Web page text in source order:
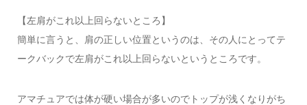
【左肩がこれ以上回らないところ】
簡単に言うと、肩の正しい位置というのは、その人にとってテ
ークバックで左肩がこれ以上回らないというところです。
アマチュアでは体が硬い場合が多いのでトップが浅くなりがち